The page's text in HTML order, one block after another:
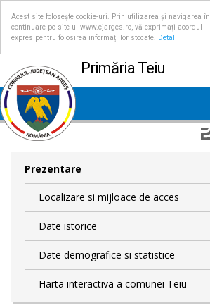
Acest site folosește cookie-uri. Prin utilizarea și navigarea în
continuare pe site-ul www.cjarges.ro, vă exprimați acordul
expres pentru folosirea informațiilor stocate.
Detalii
Primăria Teiu
Prezentare
Localizare si mijloace de acces
Date istorice
Date demografice si statistice
Harta interactiva a comunei Teiu